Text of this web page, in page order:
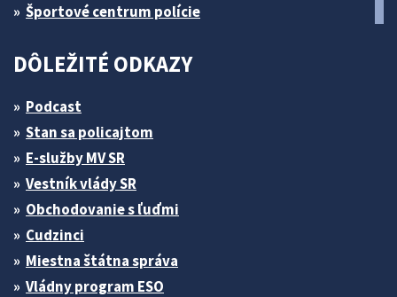
Športové centrum polície
DÔLEŽITÉ ODKAZY
Podcast
Stan sa policajtom
E-služby MV SR
Vestník vlády SR
Obchodovanie s ľuďmi
Cudzinci
Miestna štátna správa
Vládny program ESO